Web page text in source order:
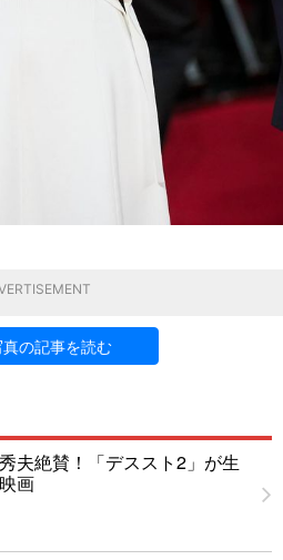
真の記事を読む
夫絶賛！「デススト2」が生
画